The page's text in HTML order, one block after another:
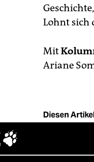
Lohnt sich
Mit
Ariane
Diesen
